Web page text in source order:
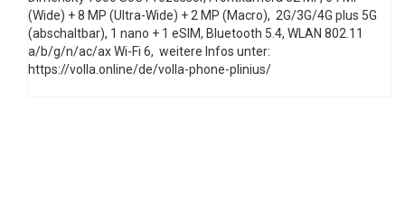
(Wide) + 8 MP (Ultra-Wide) + 2 MP (Macro), 2G/3G/4G plus 5G
(abschaltbar), 1 nano + 1 eSIM, Bluetooth 5.4, WLAN 802.11
a/b/g/n/ac/ax Wi-Fi 6, weitere Infos unter:
https://volla.online/de/volla-phone-plinius/